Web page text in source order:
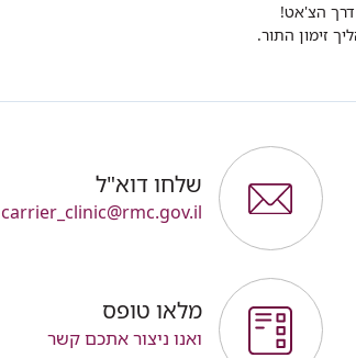
דרך הצ'אט!
זימון התור.
שלחו דוא"ל
carrier_clinic@rmc.gov.il
מלאו טופס
ואנו ניצור אתכם קשר